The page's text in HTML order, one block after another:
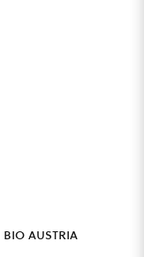
bio austria